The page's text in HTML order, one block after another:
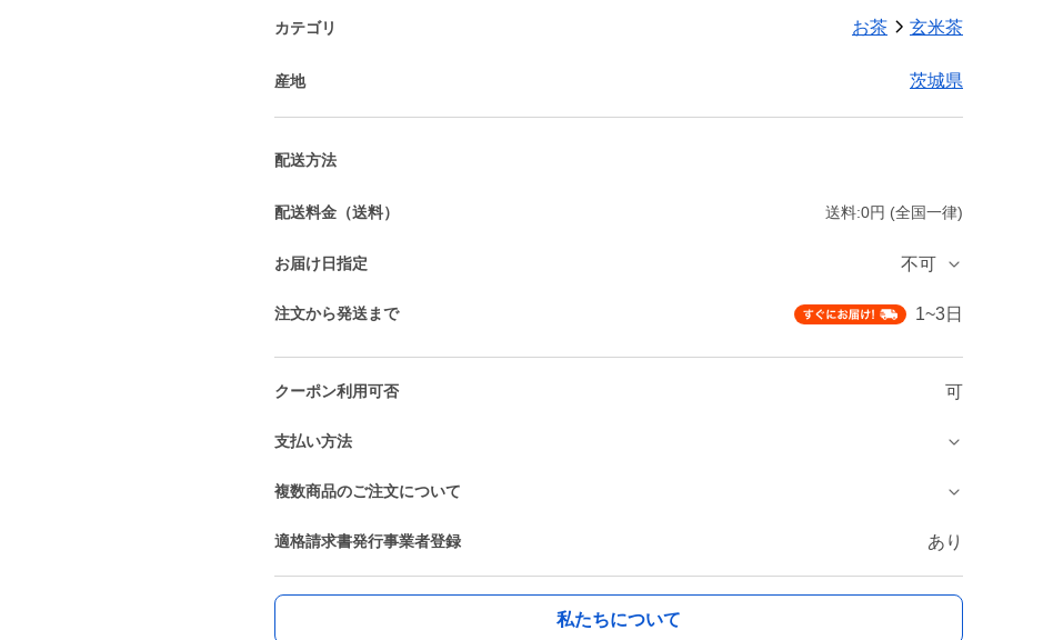
カテゴリ お茶 玄米茶
産地 茨城県
配送方法
配送料金（送料） 送料:0円 (全国一律)
お届け日指定 不可
注文から発送まで 1~3日
クーポン利用可否 可
支払い方法
複数商品のご注文について
適格請求書発行事業者登録 あり
私たちについて